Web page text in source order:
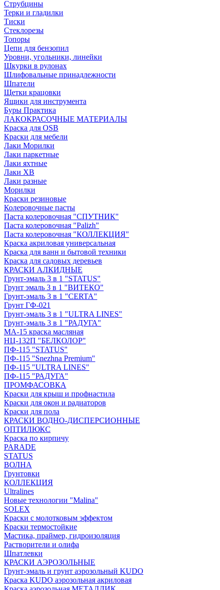
Струбцины
Терки и гладилки
Тиски
Стеклорезы
Топоры
Цепи для бензопил
Уровни, угольники, линейки
Шкурки в рулонах
Шлифовальные принадлежности
Шпатели
Щетки крацовки
Ящики для инструмента
Буры Практика
ЛАКОКРАСОЧНЫЕ МАТЕРИАЛЫ
Краска для OSB
Краски для мебели
Лаки Морилки
Лаки паркетные
Лаки яхтные
Лаки ХВ
Лаки разные
Морилки
Краски резиновые
Колеровочные пасты
Паста колеровочная "СПУТНИК"
Паста колеровочная "Palizh"
Паста колеровочная "КОЛЛЕКЦИЯ"
Краска акриловая универсальная
Краска для ванн и бытовой техники
Краска для садовых деревьев
КРАСКИ АЛКИДНЫЕ
Грунт-эмаль 3 в 1 "STATUS"
Грунт эмаль 3 в 1 "ВИТЕКО"
Грунт-эмаль 3 в 1 "CERTA"
Грунт ГФ-021
Грунт-эмаль 3 в 1 "ULTRA LINES"
Грунт-эмаль 3 в 1 "РАДУГА"
МА-15 краска масляная
НЦ-132П "БЕЛКОЛОР"
ПФ-115 "STATUS"
ПФ-115 "Snezhna Premium"
ПФ-115 "ULTRA LINES"
ПФ-115 "РАДУГА"
ПРОМФАСОВКА
Краски для крыш и профнастила
Краски для окон и радиаторов
Краски для пола
КРАСКИ ВОДНО-ДИСПЕРСИОННЫЕ
ОПТИЛЮКС
Краска по кирпичу
PARADE
STATUS
ВОЛНА
Грунтовки
КОЛЛЕКЦИЯ
Ultralines
Новые технологии "Malina"
SOLEX
Краски с молотковым эффектом
Краски термостойкие
Мастика, праймер, гидроизоляция
Растворители и олифа
Шпатлевки
КРАСКИ АЭРОЗОЛЬНЫЕ
Грунт-эмаль и грунт аэрозольный KUDO
Краска KUDO аэрозольная акриловая